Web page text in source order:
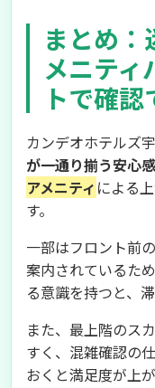
まとめ
メニティ
トで確認
カンデオホテルズ
が一通り揃う安心感
アメニティ による
す。
一部はフロント前
案内されているた
る意識を持つと、
また、最上階のス
すく、混雑確認の
おくと満足度が上